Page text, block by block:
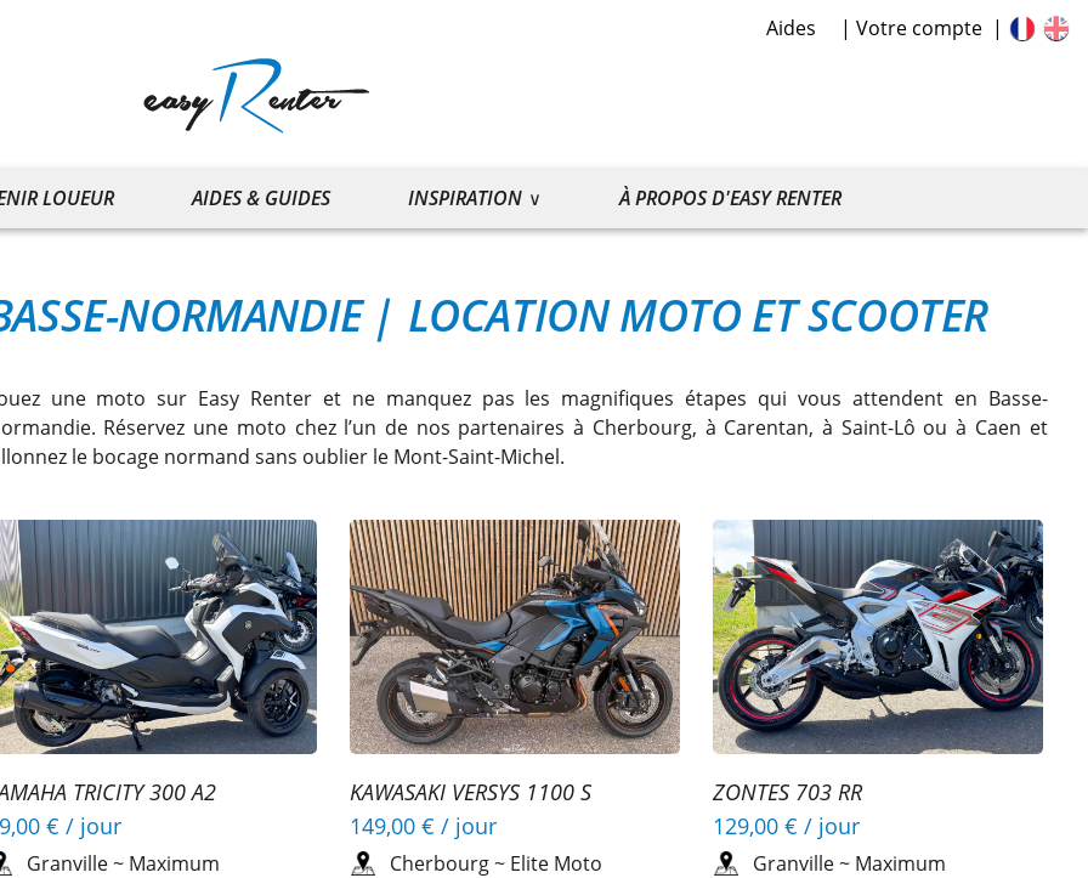
Aides Votre compte
LOUEUR AIDES & GUIDES INSPIRATION À PROPOS D'EASY RENTER
NORMANDIE | LOCATION MOTO ET SCOOTER
une moto sur Easy Renter et ne manquez pas les magnifiques étapes qui vous attendent en Basse-
Réservez une moto chez l’un de nos partenaires à Cherbourg, à Carentan, à Saint-Lô ou à Caen et
le bocage normand sans oublier le Mont-Saint-Michel.
TRICITY 300 A2
€ / jour
Granville~ Maximum
KAWASAKI VERSYS 1100 S
149,00 € / jour
Cherbourg~ Elite Moto
ZONTES 703 RR
129,00 € / jour
Granville~ Maximum